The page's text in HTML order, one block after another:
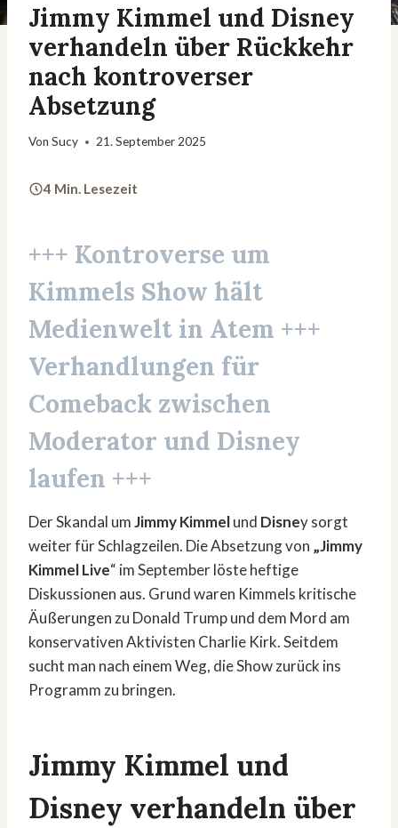
Jimmy Kimmel und Disney
verhandeln über Rückkehr
nach kontroverser
Absetzung
Von Sucy 21. September 2025
4 Min. Lesezeit
+++ Kontroverse um
Kimmels Show hält
Medienwelt in Atem +++
Verhandlungen für
Comeback zwischen
Moderator und Disney
laufen +++
Der Skandal umJimmy Kimmelund Disney sorgt
weiter für Schlagzeilen. Die Absetzung von „Jimmy
Kimmel Live“ im September löste heftige
Diskussionen aus. Grund waren Kimmels kritische
Äußerungen zu Donald Trump und dem Mord am
konservativen Aktivisten Charlie Kirk. Seitdem
sucht man nach einem Weg, die Show zurück ins
Programm zu bringen.
Jimmy Kimmel und
Disney verhandeln über